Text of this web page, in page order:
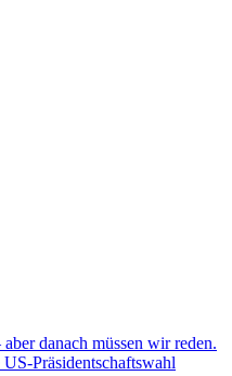
danach müssen wir reden.
Präsidentschaftswahl